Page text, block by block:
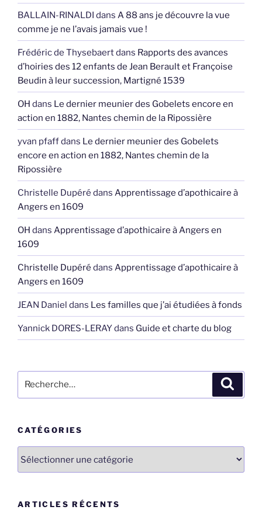
BALLAIN-RINALDI dans A 88 ans je découvre la vue
comme je ne l’avais jamais vue !
Frédéric de Thysebaertdans Rapports des avances
d’hoiries des 12 enfants de Jean Berault et Françoise
Beudin à leur succession, Martigné 1539
OH dans Le dernier meunier des Gobelets encore en
action en 1882, Nantes chemin de la Ripossière
yvan pfaffdans Le dernier meunier des Gobelets
encore en action en 1882, Nantes chemin de la
Ripossière
Christelle Dupéré dans Apprentissage d’apothicaire à
Angers en 1609
OH dans Apprentissage d’apothicaire à Angers en
1609
Christelle Dupéré dans Apprentissage d’apothicaire à
Angers en 1609
JEAN Daniel dans Les familles que j’ai étudiées à fonds
Yannick DORES-LERAYdans Guide et charte du blog
pour
CATÉGORIES
ARTICLES RÉCENTS